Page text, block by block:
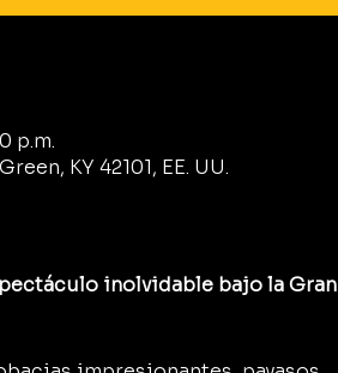
p.m.
KY 42101, EE. UU.
inolvidable bajo la Gran